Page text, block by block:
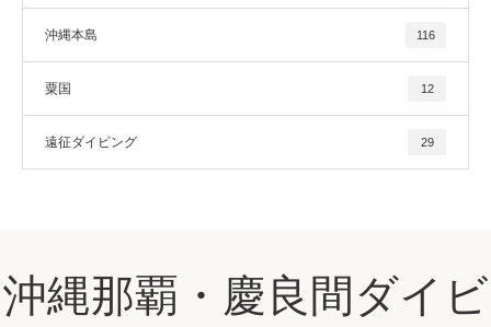
沖縄本島 116
粟国 12
遠征ダイビング 29
沖縄那覇・慶良間ダイビ